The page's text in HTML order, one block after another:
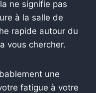
ne signifie pas
à la salle de
rapide autour du
vous chercher.
une
fatigue à votre